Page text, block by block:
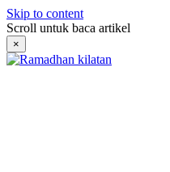
Skip to content
Scroll untuk baca artikel
×